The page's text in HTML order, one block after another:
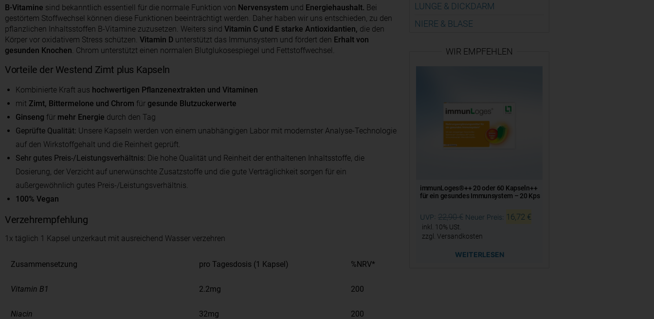
B-Vitamine sind bekanntlich essentiell für die normale Funktion von Nervensystem und Energiehaushalt. Bei
gestörtem Stoffwechsel können diese Funktionen beeinträchtigt werden. Daher haben wir uns entschieden, zu den
pflanzlichen Inhaltsstoffen B-Vitamine zuzusetzen. Weiters sind Vitamin C und E starke Antioxidantien, die den
Körper vor oxidativem Stress schützen. Vitamin D unterstützt das Immunsystem und fördert den Erhalt von
gesunden Knochen . Chrom unterstützt einen normalen Blutglukosespiegel und Fettstoffwechsel.
Vorteile der Westend Zimt plus Kapseln
Kombinierte Kraft aus hochwertigen Pflanzenextrakten und Vitaminen
mit Zimt, Bittermelone und Chrom für gesunde Blutzuckerwerte
Ginseng für mehr Energie durch den Tag
Geprüfte Qualität: Unsere Kapseln werden von einem unabhängigen Labor mit modernster Analyse-Technologie
auf den Wirkstoffgehalt und die Reinheit geprüft.
Sehr gutes Preis-/Leistungsverhältnis: Die hohe Qualität und Reinheit der enthaltenen Inhaltsstoffe, die
Dosierung, der Verzicht auf unerwünschte Zusatzstoffe und die gute Verträglichkeit sorgen für ein
außergewöhnlich gutes Preis-/Leistungsverhältnis.
100% Vegan
Verzehrempfehlung
1x täglich 1 Kapsel unzerkaut mit ausreichend Wasser verzehren
Zusammensetzung pro Tagesdosis (1 Kapsel) %NRV*
Vitamin B1 2.2mg 200
Niacin 32mg 200
LUNGE & DICK­DARM
NIERE & BLASE
WIR EMPFEHLEN
immunLoges®++ 20 oder 60 Kapseln++
für ein gesundes Immunsystem – 20 Kps
UVP: 22,90€ Neuer Preis: 16,72 €
inkl. 10% USt.
zzgl. Versandkosten
WEITERLESEN